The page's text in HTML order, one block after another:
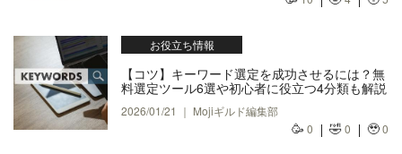
お役立ち情報
【コツ】キーワード選定を成功させるには？無
料選定ツール6選や初心者に役立つ4分類も解説
2026/01/21 ｜ Mojiギルド編集部
🥳 0 🤣0 🥹0